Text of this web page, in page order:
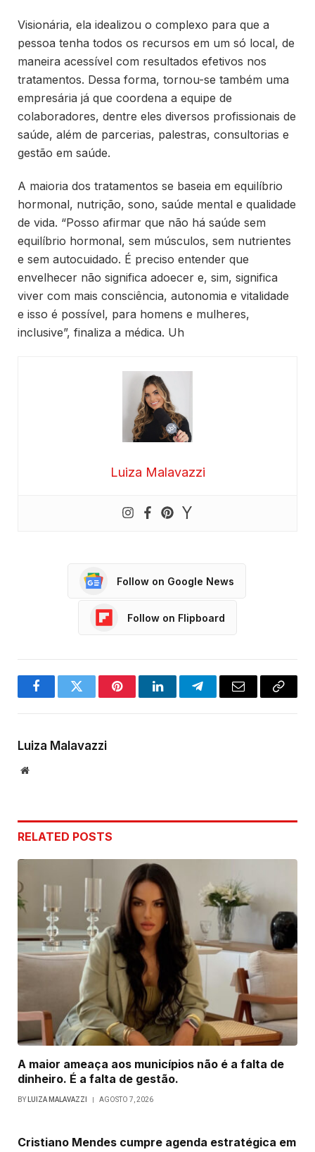
Visionária, ela idealizou o complexo para que a
pessoa tenha todos os recursos em um só local, de
maneira acessível com resultados efetivos nos
tratamentos. Dessa forma, tornou-se também uma
empresária já que coordena a equipe de
colaboradores, dentre eles diversos profissionais de
saúde, além de parcerias, palestras, consultorias e
gestão em saúde.
A maioria dos tratamentos se baseia em equilíbrio
hormonal, nutrição, sono, saúde mental e qualidade
de vida. “Posso afirmar que não há saúde sem
equilíbrio hormonal, sem músculos, sem nutrientes
e sem autocuidado. É preciso entender que
envelhecer não significa adoecer e, sim, significa
viver com mais consciência, autonomia e vitalidade
e isso é possível, para homens e mulheres,
inclusive”, finaliza a médica. Uh
Luiza Malavazzi
Follow on Google News
Follow on Flipboard
FacebookTwitter PinterestLinkedInTelegramEmail
Copy
Luiza Malavazzi
Website
RELATED POSTS
A maior ameaça aos municípios não é a falta de
dinheiro. É a falta de gestão.
BY LUIZA MALAVAZZI AGOSTO 7, 2026
Cristiano Mendes cumpre agenda estratégica em